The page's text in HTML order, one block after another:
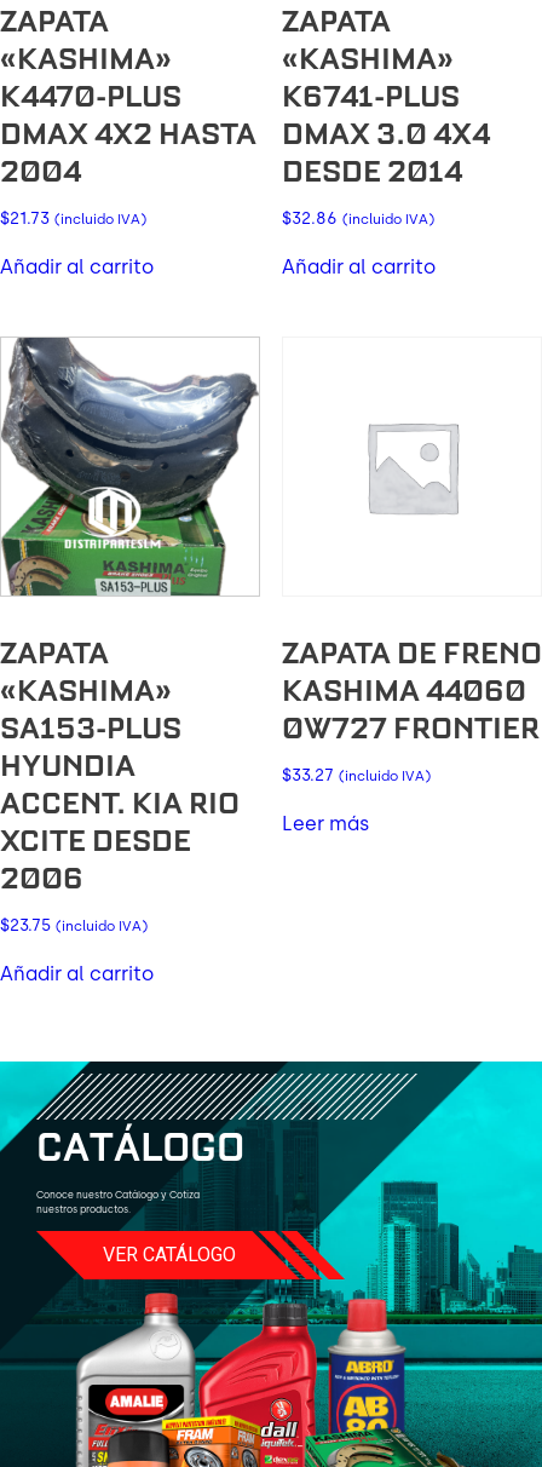
ZAPATA
«KASHIMA»
K4470-PLUS
DMAX 4X2 HASTA
2004
$21.73 (incluido IVA)
Añadir al carrito
ZAPATA
«KASHIMA»
K6741-PLUS
DMAX 3.0 4X4
DESDE 2014
$32.86 (incluido IVA)
Añadir al carrito
ZAPATA
«KASHIMA»
SA153-PLUS
HYUNDIA
ACCENT. KIA RIO
XCITE DESDE
2006
$23.75 (incluido IVA)
Añadir al carrito
ZAPATA DE FRENO
KASHIMA 44060
0W727 FRONTIER
$33.27 (incluido IVA)
Leer más
CATÁLOGO
Conoce nuestro Catálogo y Cotiza
nuestros productos.
VER CATÁLOGO